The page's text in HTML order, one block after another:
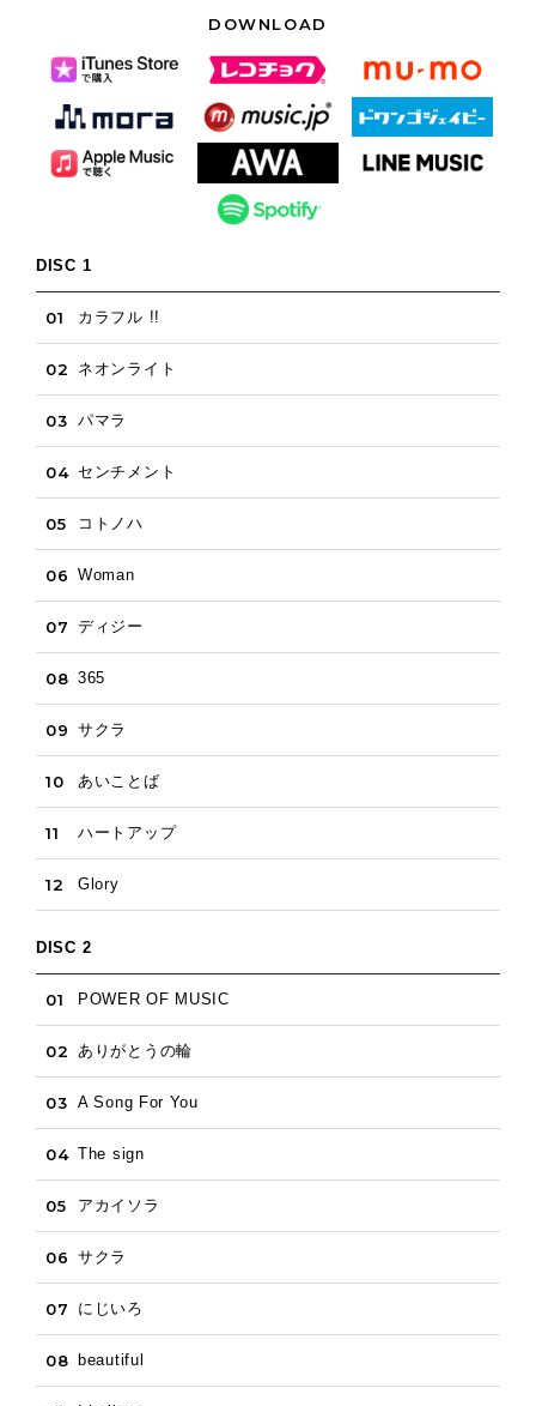
DOWNLOAD
DISC 1
01 カラフル !!
02 ネオンライト
03 パマラ
04 センチメント
05 コトノハ
06 Woman
07 ディジー
08 365
09 サクラ
10 あいことば
11 ハートアップ
12 Glory
DISC 2
01 POWER OF MUSIC
02 ありがとうの輪
03 A Song For You
04 The sign
05 アカイソラ
06 サクラ
07 にじいろ
08 beautiful